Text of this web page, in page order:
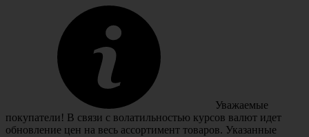
Уважаемые
покупатели! В связи с волатильностью курсов валют идет
обновление цен на весь ассортимент товаров. Указанные